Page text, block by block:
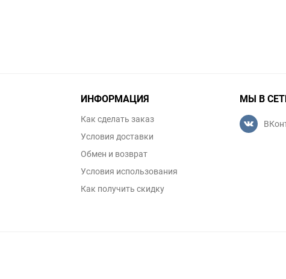
ИНФОРМАЦИЯ
Как сделать заказ
Условия доставки
Обмен и возврат
Условия использования
Как получить скидку
МЫ В